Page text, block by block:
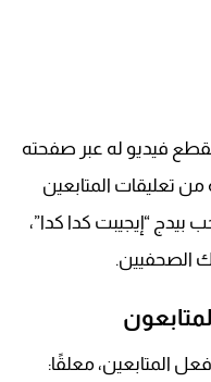
فيديو له عبر صفحته
تعليقات المتابعين
“إيجيبت كدا كدا”،
الصحفيين.
المتابعين، معلقًا: